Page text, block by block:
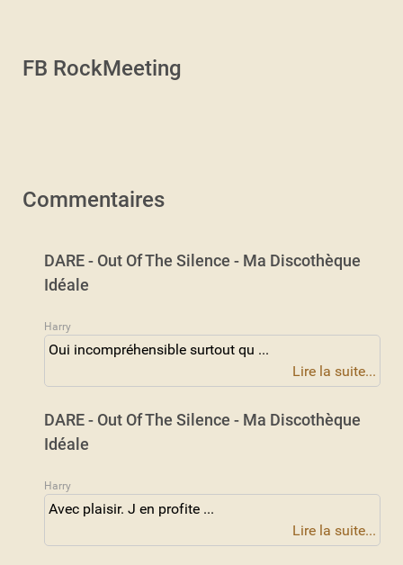
FB RockMeeting
Commentaires
DARE - Out Of The Silence - Ma Discothèque
Idéale
Harry
Oui incompréhensible surtout qu ...
Lire la suite...
DARE - Out Of The Silence - Ma Discothèque
Idéale
Harry
Avec plaisir. J en profite ...
Lire la suite...